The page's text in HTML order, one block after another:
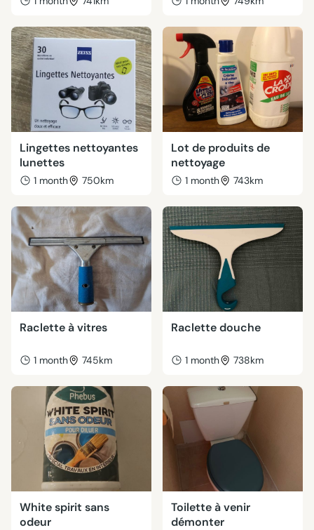
Lingettes nettoyantes
lunettes
1 month 750km
Lot de produits de
nettoyage
1 month 743km
Raclette à vitres
1 month 745km
Raclette douche
1 month 738km
White spirit sans
odeur
Toilette à venir
démonter